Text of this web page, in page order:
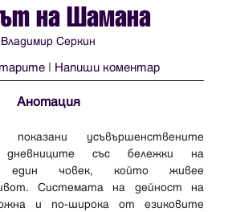
на Шамана
Владимир Серкин
| Напиши коментар
Анотация
усъвършенствените
със бележки на
един човек, който живее
Системата на дейност на
и по-широка от езиковите